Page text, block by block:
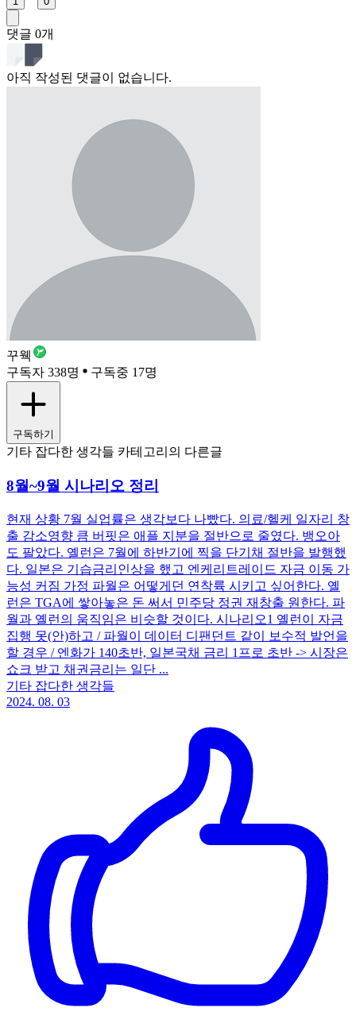
댓글 0개
아직 작성된 댓글이 없습니다.
꾸웩
구독자 338명
구독중 17명
구독하기
기타 잡다한 생각들 카테고리의 다른글
8월~9월 시나리오 정리
현재 상황 7월 실업률은 생각보다 나빴다. 의료/헬케 일자리 창
출 감소영향 큼 버핏은 애플 지분을 절반으로 줄였다. 뱅오아
도 팔았다. 옐런은 7월에 하반기에 찍을 단기채 절반을 발행했
다. 일본은 기습금리인상을 했고 엔케리트레이드 자금 이동 가
능성 커짐 가정 파월은 어떻게던 연착륙 시키고 싶어한다. 옐
런은 TGA에 쌓아놓은 돈 써서 민주당 정권 재창출 원한다. 파
월과 옐런의 움직임은 비슷할 것이다. 시나리오1 옐런이 자금
집행 못(안)하고 / 파월이 데이터 디팬던트 같이 보수적 발언을
할 경우 / 엔화가 140초반, 일본국채 금리 1프로 초반 -> 시장은
쇼크 받고 채권금리는 일단 ...
기타 잡다한 생각들
2024. 08. 03